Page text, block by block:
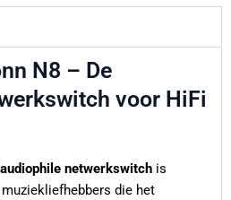
N8 – De
voor HiFi
netwerkswitch is
die het